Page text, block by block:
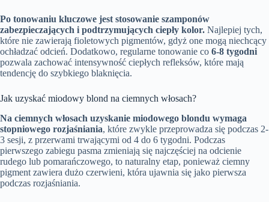
Po tonowaniu kluczowe jest stosowanie szamponów
zabezpieczających i podtrzymujących ciepły kolor. Najlepiej tych,
które nie zawierają fioletowych pigmentów, gdyż one mogą niechcący
ochładzać odcień. Dodatkowo, regularne tonowanie co 6-8 tygodni
pozwala zachować intensywność ciepłych refleksów, które mają
tendencję do szybkiego blaknięcia.
Jak uzyskać miodowy blond na ciemnych włosach?
Na ciemnych włosach uzyskanie miodowego blondu wymaga
stopniowego rozjaśniania, które zwykle przeprowadza się podczas 2-
3 sesji, z przerwami trwającymi od 4 do 6 tygodni. Podczas
pierwszego zabiegu pasma zmieniają się najczęściej na odcienie
rudego lub pomarańczowego, to naturalny etap, ponieważ ciemny
pigment zawiera dużo czerwieni, która ujawnia się jako pierwsza
podczas rozjaśniania.